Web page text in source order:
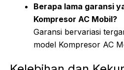
Berapa lama garansi
Kompresor AC Mobil?
Garansi bervariasi
model Kompresor AC